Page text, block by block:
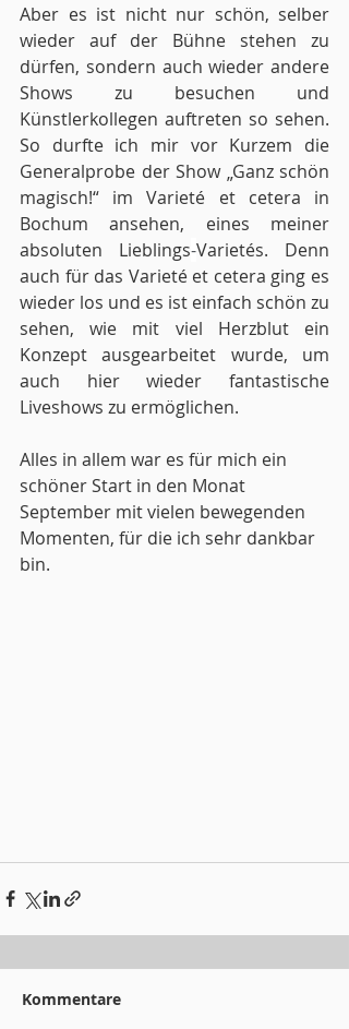
Aber es ist nicht nur schön, selber
wieder auf der Bühne stehen zu
dürfen, sondern auch wieder andere
Shows zu besuchen und
Künstlerkollegen auftreten so sehen.
So durfte ich mir vor Kurzem die
Generalprobe der Show „Ganz schön
magisch!“ im Varieté et cetera in
Bochum ansehen, eines meiner
absoluten Lieblings-Varietés. Denn
auch für das Varieté et cetera ging es
wieder los und es ist einfach schön zu
sehen, wie mit viel Herzblut ein
Konzept ausgearbeitet wurde, um
auch hier wieder fantastische
Liveshows zu ermöglichen.
Alles in allem war es für mich ein
schöner Start in den Monat
September mit vielen bewegenden
Momenten, für die ich sehr dankbar
bin.
Kommentare